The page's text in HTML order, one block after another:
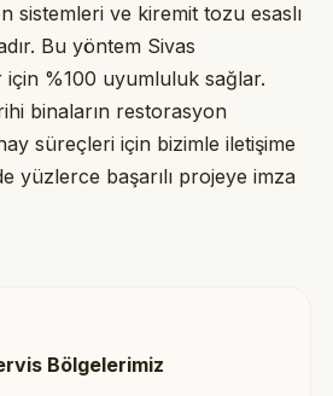
sistemleri ve kiremit tozu esaslı
Bu yöntem Sivas
için %100 uyumluluk sağlar.
binaların restorasyon
süreçleri için bizimle iletişime
yüzlerce başarılı projeye imza
Bölgelerimiz